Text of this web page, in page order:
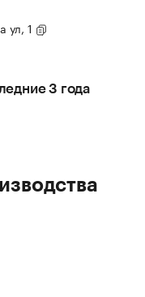
ул, 1
3 года